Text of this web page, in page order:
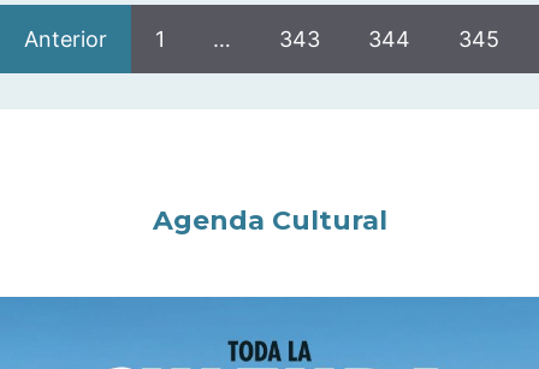
Anterior 1 … 343 344 345
Agenda Cultural